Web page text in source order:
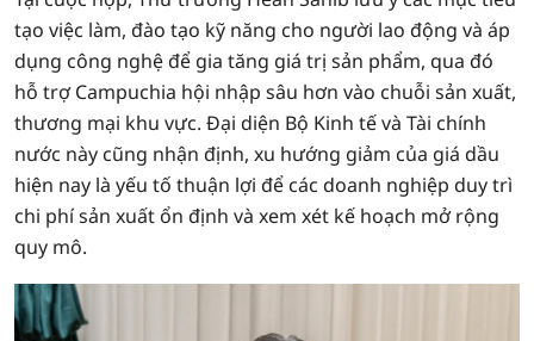
tạo việc làm, đào tạo kỹ năng cho người lao động và áp
dụng công nghệ để gia tăng giá trị sản phẩm, qua đó
hỗ trợ Campuchia hội nhập sâu hơn vào chuỗi sản xuất,
thương mại khu vực. Đại diện Bộ Kinh tế và Tài chính
nước này cũng nhận định, xu hướng giảm của giá dầu
hiện nay là yếu tố thuận lợi để các doanh nghiệp duy trì
chi phí sản xuất ổn định và xem xét kế hoạch mở rộng
quy mô.